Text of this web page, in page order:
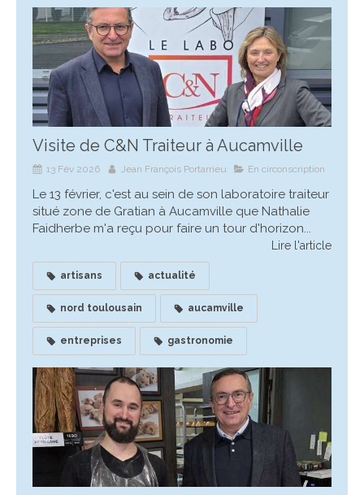
Visite de C&N Traiteur à Aucamville
13 Fév 2026 Jean François Portarrieu En circonscription
Le 13 février, c'est au sein de son laboratoire traiteur
situé zone de Gratian à Aucamville que Nathalie
Faidherbe m'a reçu pour faire un tour d'horizon...
Lire l'article
artisans actualité
nord toulousain aucamville
entreprises gastronomie